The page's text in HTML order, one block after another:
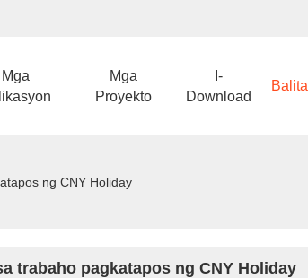
Mga
Mga
Proyekto
I-
Download
Balita
ng CNY Holiday
trabaho pagkatapos ng CNY Holiday